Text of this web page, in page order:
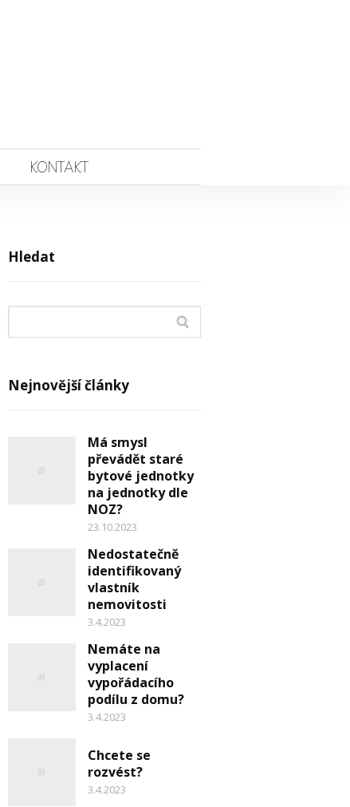
KONTAKT
Hledat
Nejnovější články
Má smysl
převádět staré
bytové jednotky
na jednotky dle
NOZ?
23.10.2023
Nedostatečně
identifikovaný
vlastník
nemovitosti
3.4.2023
Nemáte na
vyplacení
vypořádacího
podílu z domu?
3.4.2023
Chcete se
rozvést?
3.4.2023